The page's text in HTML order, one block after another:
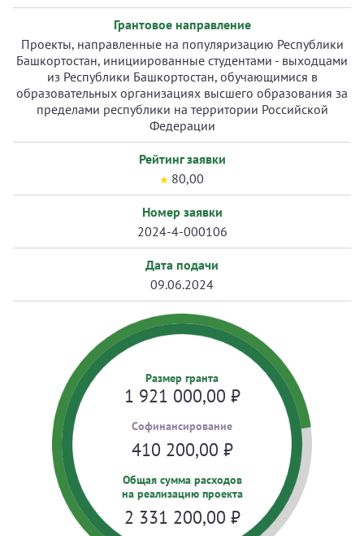
Грантовое направление
Проекты, направленные на популяризацию Республики
Башкортостан, инициированные студентами - выходцами
из Республики Башкортостан, обучающимися в
образовательных организациях высшего образования за
пределами республики на территории Российской
Федерации
Рейтинг заявки
80,00
Номер заявки
2024-4-000106
Дата подачи
09.06.2024
Размер гранта
1 921 000,00 ₽
Cофинансирование
410 200,00 ₽
Общая сумма расходов
на реализацию проекта
2 331 200,00 ₽